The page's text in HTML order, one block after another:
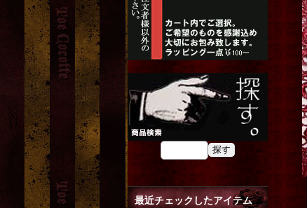
最近チェックしたアイテム